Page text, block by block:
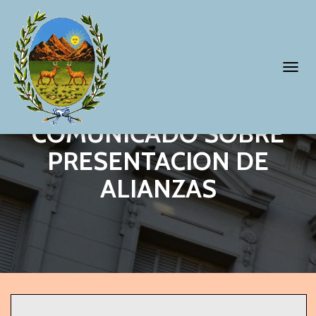
G
L
E
COMUNICADO SOBRE
PRESENTACION DE
ALIANZAS